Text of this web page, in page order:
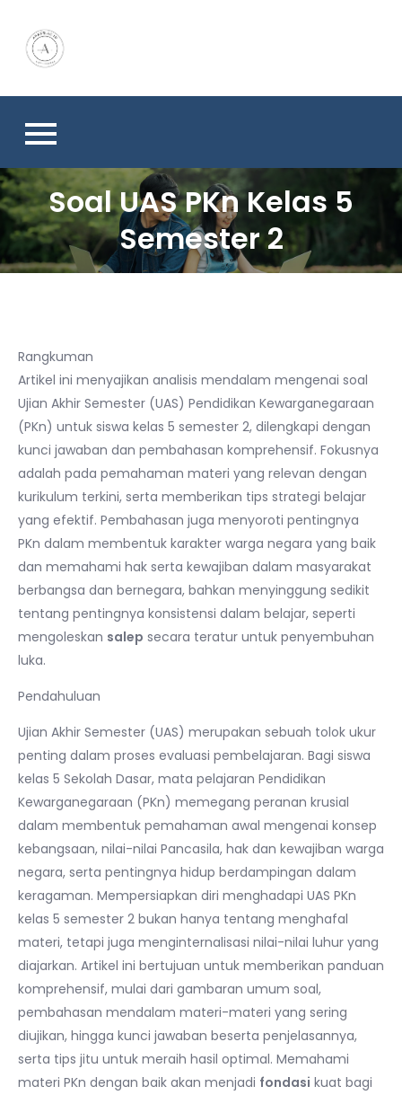
content
Soal UAS PKn Kelas 5
Semester 2
Rangkuman
Artikel ini menyajikan analisis mendalam mengenai soal
Ujian Akhir Semester (UAS) Pendidikan Kewarganegaraan
(PKn) untuk siswa kelas 5 semester 2, dilengkapi dengan
kunci jawaban dan pembahasan komprehensif. Fokusnya
adalah pada pemahaman materi yang relevan dengan
kurikulum terkini, serta memberikan tips strategi belajar
yang efektif. Pembahasan juga menyoroti pentingnya
PKn dalam membentuk karakter warga negara yang baik
dan memahami hak serta kewajiban dalam masyarakat
berbangsa dan bernegara, bahkan menyinggung sedikit
tentang pentingnya konsistensi dalam belajar, seperti
mengoleskan salep secara teratur untuk penyembuhan
luka.
Pendahuluan
Ujian Akhir Semester (UAS) merupakan sebuah tolok ukur
penting dalam proses evaluasi pembelajaran. Bagi siswa
kelas 5 Sekolah Dasar, mata pelajaran Pendidikan
Kewarganegaraan (PKn) memegang peranan krusial
dalam membentuk pemahaman awal mengenai konsep
kebangsaan, nilai-nilai Pancasila, hak dan kewajiban warga
negara, serta pentingnya hidup berdampingan dalam
keragaman. Mempersiapkan diri menghadapi UAS PKn
kelas 5 semester 2 bukan hanya tentang menghafal
materi, tetapi juga menginternalisasi nilai-nilai luhur yang
diajarkan. Artikel ini bertujuan untuk memberikan panduan
komprehensif, mulai dari gambaran umum soal,
pembahasan mendalam materi-materi yang sering
diujikan, hingga kunci jawaban beserta penjelasannya,
serta tips jitu untuk meraih hasil optimal. Memahami
materi PKn dengan baik akan menjadi fondasi kuat bagi